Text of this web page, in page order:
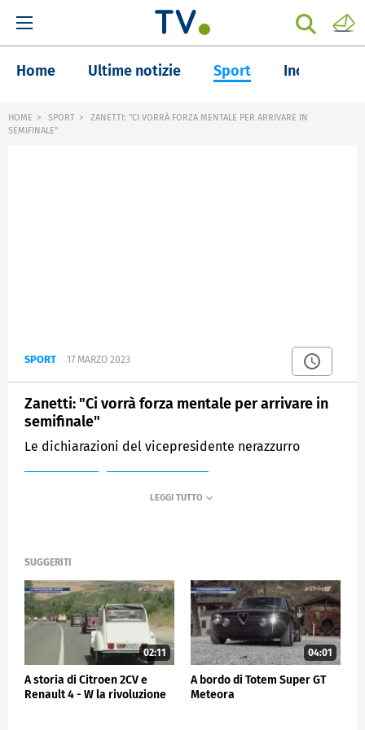
Home Ultime notizie Sport Inchieste
HOME SPORT
ZANETTI: "CI VORRÀ FORZA MENTALE PER ARRIVARE IN
SEMIFINALE"
SPORT 17 MARZO 2023
Zanetti: "Ci vorrà forza mentale per arrivare in
semifinale"
Le dichiarazioni del vicepresidente nerazzurro
SUGGERITI
02:11
A storia di Citroen 2CV e
Renault 4 - W la rivoluzione
04:01
A bordo di Totem Super GT
Meteora